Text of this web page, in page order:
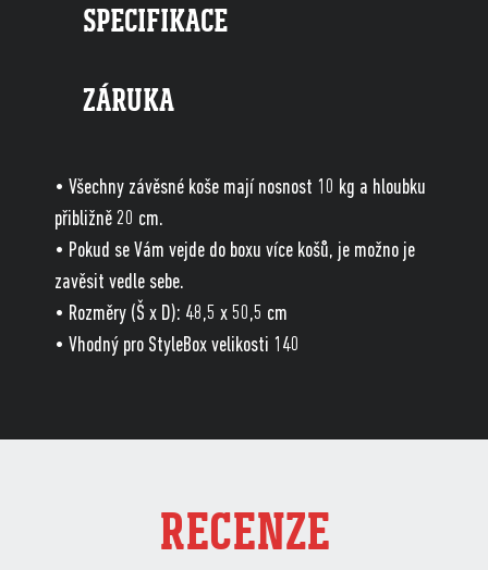
SPECIFIKACE
ZÁRUKA
• Všechny závěsné koše mají nosnost 10 kg a hloubku
přibližně 20 cm.
• Pokud se Vám vejde do boxu více košů, je možno je
zavěsit vedle sebe.
• Rozměry (Š x D): 48,5 x 50,5 cm
• Vhodný pro StyleBox velikosti 140
RECENZE